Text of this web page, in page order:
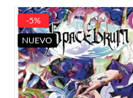
-5%
NUEVO